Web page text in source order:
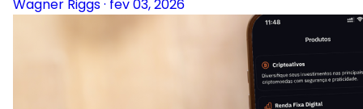
Wagner Riggs· fev 03, 2026